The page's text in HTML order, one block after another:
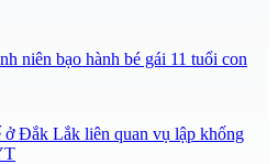
niên bạo hành bé gái 11 tuổi con
ở Đắk Lắk liên quan vụ lập khống